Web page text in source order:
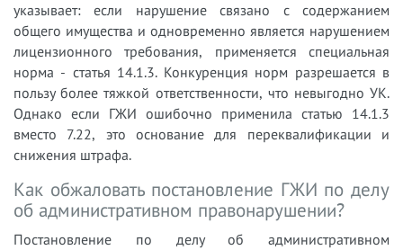
указывает: если нарушение связано с содержанием
общего имущества и одновременно является нарушением
лицензионного требования, применяется специальная
норма - статья 14.1.3. Конкуренция норм разрешается в
пользу более тяжкой ответственности, что невыгодно УК.
Однако если ГЖИ ошибочно применила статью 14.1.3
вместо 7.22, это основание для переквалификации и
снижения штрафа.
Как обжаловать постановление ГЖИ по делу
об административном правонарушении?
Постановление по делу об административном